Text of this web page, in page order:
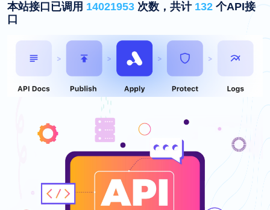
本站接口已调用 14021953 次数，共计 132 个API接
口